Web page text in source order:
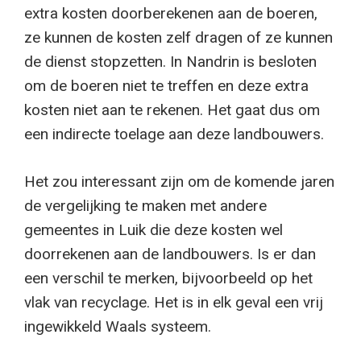
extra kosten doorberekenen aan de boeren,
ze kunnen de kosten zelf dragen of ze kunnen
de dienst stopzetten. In Nandrin is besloten
om de boeren niet te treffen en deze extra
kosten niet aan te rekenen. Het gaat dus om
een indirecte toelage aan deze landbouwers.
Het zou interessant zijn om de komende jaren
de vergelijking te maken met andere
gemeentes in Luik die deze kosten wel
doorrekenen aan de landbouwers. Is er dan
een verschil te merken, bijvoorbeeld op het
vlak van recyclage. Het is in elk geval een vrij
ingewikkeld Waals systeem.